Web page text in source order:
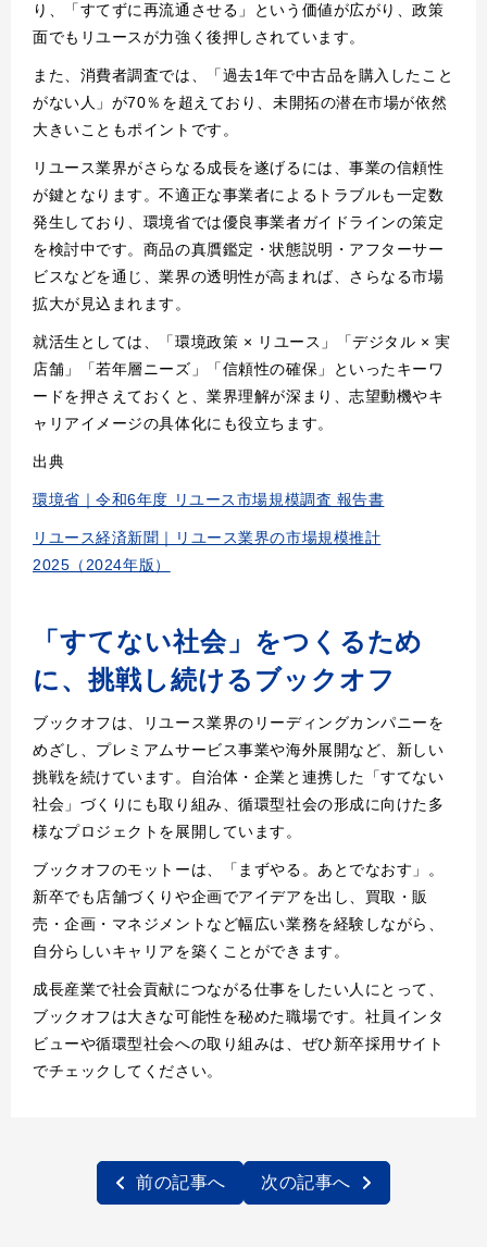
り、「すてずに再流通させる」という価値が広がり、政策
面でもリユースが力強く後押しされています。
また、消費者調査では、「過去1年で中古品を購入したこと
がない人」が70％を超えており、未開拓の潜在市場が依然
大きいこともポイントです。
リユース業界がさらなる成長を遂げるには、事業の信頼性
が鍵となります。不適正な事業者によるトラブルも一定数
発生しており、環境省では優良事業者ガイドラインの策定
を検討中です。商品の真贋鑑定・状態説明・アフターサー
ビスなどを通じ、業界の透明性が高まれば、さらなる市場
拡大が見込まれます。
就活生としては、「環境政策 × リユース」「デジタル × 実
店舗」「若年層ニーズ」「信頼性の確保」といったキーワ
ードを押さえておくと、業界理解が深まり、志望動機やキ
ャリアイメージの具体化にも役立ちます。
出典
環境省｜令和6年度 リユース市場規模調査 報告書
リユース経済新聞｜リユース業界の市場規模推計
2025（2024年版）
「すてない社会」をつくるため
に、挑戦し続けるブックオフ
ブックオフは、リユース業界のリーディングカンパニーを
めざし、プレミアムサービス事業や海外展開など、新しい
挑戦を続けています。自治体・企業と連携した「すてない
社会」づくりにも取り組み、循環型社会の形成に向けた多
様なプロジェクトを展開しています。
ブックオフのモットーは、「まずやる。あとでなおす」。
新卒でも店舗づくりや企画でアイデアを出し、買取・販
売・企画・マネジメントなど幅広い業務を経験しながら、
自分らしいキャリアを築くことができます。
成長産業で社会貢献につながる仕事をしたい人にとって、
ブックオフは大きな可能性を秘めた職場です。社員インタ
ビューや循環型社会への取り組みは、ぜひ新卒採用サイト
でチェックしてください。
前の記事へ 次の記事へ